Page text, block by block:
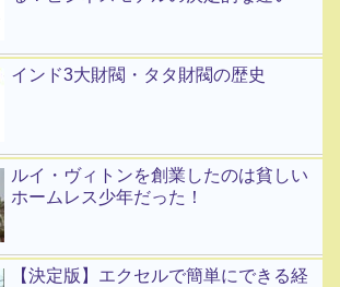
インド3大財閥・タタ財閥の歴史
ルイ・ヴィトンを創業したのは貧しい
ホームレス少年だった！
【決定版】エクセルで簡単にできる経